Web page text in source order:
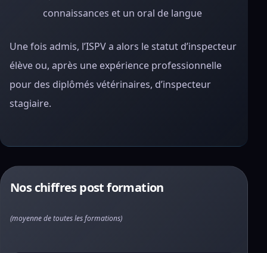
connaissances et un oral de langue
Une fois admis, l’ISPV a alors le statut d’inspecteur
élève ou, après une expérience professionnelle
pour des diplômés vétérinaires, d’inspecteur
stagiaire.
Nos chiffres post formation
(moyenne de toutes les formations)